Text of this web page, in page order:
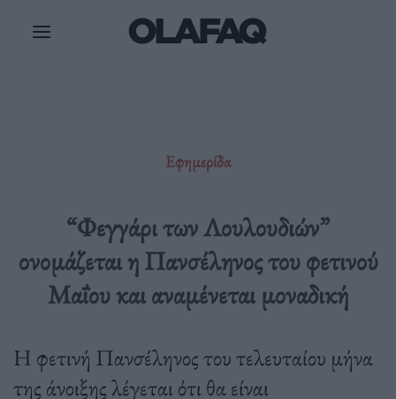
Εφημερίδα
“Φεγγάρι των Λουλουδιών”
ονομάζεται η Πανσέληνος του φετινού
Μαΐου και αναμένεται μοναδική
Η φετινή Πανσέληνος του τελευταίου μήνα
της άνοιξης λέγεται ότι θα είναι